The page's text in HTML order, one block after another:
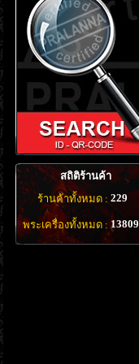
สถิติร้านค้า
ร้านค้าทั้งหมด : 229
พระเครื่องทั้งหมด : 13809